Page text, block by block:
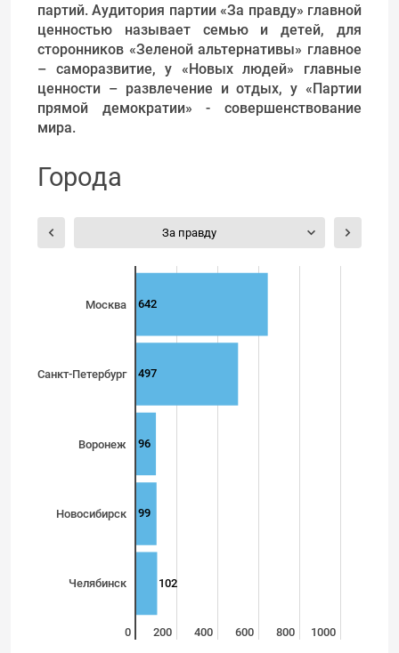
партий. Аудитория партии «За правду» главной
ценностью называет семью и детей, для
сторонников «Зеленой альтернативы» главное
– саморазвитие, у «Новых людей» главные
ценности – развлечение и отдых, у «Партии
прямой демократии» - совершенствование
мира.
Города
За правду
Москва
Санкт-Петербург
Воронеж
Новосибирск
Челябинск
0 200 400 600 800 1000
642
497
96
99
102